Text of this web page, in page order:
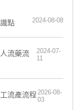
點 2024-08-08
流藥流
2024-07-
11
流產流程 2026-08-
03